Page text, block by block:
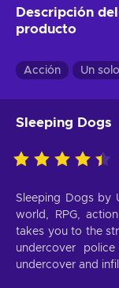
Descripción del
producto
Acción Un
Sleeping Dogs
Sleeping Dogs by
world, RPG,
takes you to the
undercover
undercover and